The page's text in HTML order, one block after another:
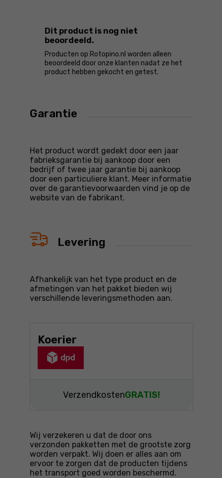
Dit product is nog niet
beoordeeld.
Producten op Rotopino.nl worden alleen
beoordeeld door onze klanten nadat ze het
product hebben gekocht en getest.
Garantie
Het product wordt gedekt door een jaar
fabrieksgarantie bij aankoop door een
bedrijf of twee jaar garantie bij aankoop
door een particuliere klant. Meer informatie
over de garantievoorwaarden vind je op de
website van de fabrikant.
Levering
Afhankelijk van het type product en de
afmetingen van het pakket bieden wij
verschillende leveringsmethoden aan.
Koerier
VerzendkostenGRATIS!
Wij verzekeren u dat de door ons
verzonden pakketten met de grootste zorg
worden verpakt. Wij doen er alles aan om
ervoor te zorgen dat de producten tijdens
het transport goed worden beschermd.